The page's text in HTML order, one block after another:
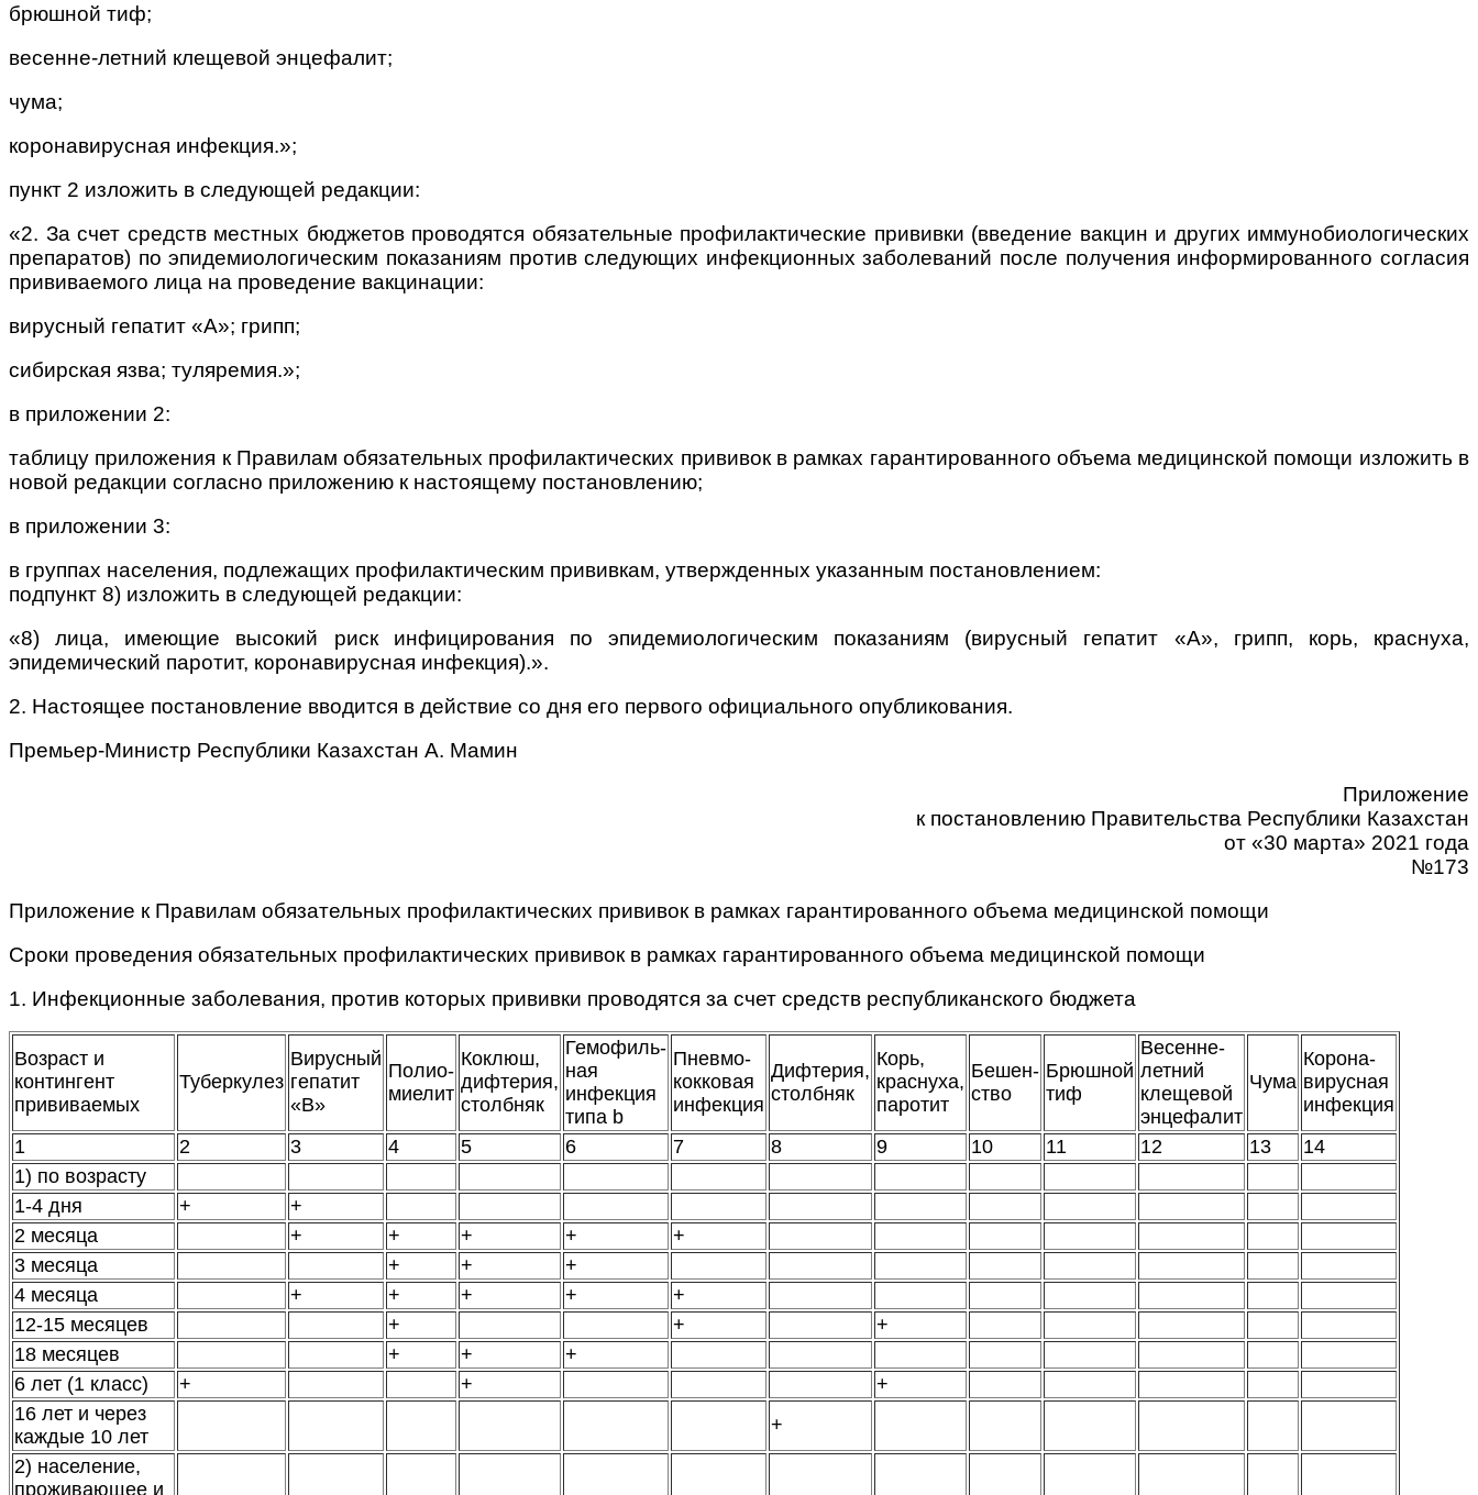
брюшной тиф;
весенне-летний клещевой энцефалит;
чума;
коронавирусная инфекция.»;
пункт 2 изложить в следующей редакции:
«2. За счет средств местных бюджетов проводятся обязательные профилактические прививки (введение вакцин и других иммунобиологических
препаратов) по эпидемиологическим показаниям против следующих инфекционных заболеваний после получения информированного согласия
прививаемого лица на проведение вакцинации:
вирусный гепатит «А»; грипп;
сибирская язва; туляремия.»;
в приложении 2:
таблицу приложения к Правилам обязательных профилактических прививок в рамках гарантированного объема медицинской помощи изложить в
новой редакции согласно приложению к настоящему постановлению;
в приложении 3:
в группах населения, подлежащих профилактическим прививкам, утвержденных указанным постановлением:
подпункт 8) изложить в следующей редакции:
«8) лица, имеющие высокий риск инфицирования по эпидемиологическим показаниям (вирусный гепатит «А», грипп, корь, краснуха,
эпидемический паротит, коронавирусная инфекция).».
2. Настоящее постановление вводится в действие со дня его первого официального опубликования.
Премьер-Министр Республики Казахстан А. Мамин
Приложение
к постановлению Правительства Республики Казахстан
от «30 марта» 2021 года
№173
Приложение к Правилам обязательных профилактических прививок в рамках гарантированного объема медицинской помощи
Сроки проведения обязательных профилактических прививок в рамках гарантированного объема медицинской помощи
1. Инфекционные заболевания, против которых прививки проводятся за счет средств республиканского бюджета
Возраст и
контингент
прививаемых
Туберкулез
Вирусный
гепатит
«В»
Полио-
миелит
Коклюш,
дифтерия,
столбняк
Гемофиль-
ная
инфекция
типа b
Пневмо-
кокковая
инфекция
Дифтерия,
столбняк
Корь,
краснуха,
паротит
Бешен-
ство
Брюшной
тиф
Весенне-
летний
клещевой
энцефалит
Чума
Корона-
вирусная
инфекция
1
2 3 4 5 6 7 8 9 10 11 12 13
14
1) по возрасту
1-4 дня
+
+
2 месяца
+ + + +
+
3 месяца
+ +
+
4 месяца
+ + + +
+
12-15 месяцев
+ +
+
18 месяцев
+ +
+
6 лет (1 класс)
+ +
+
16 лет и через
каждые 10 лет
+
2) население,
проживающее и